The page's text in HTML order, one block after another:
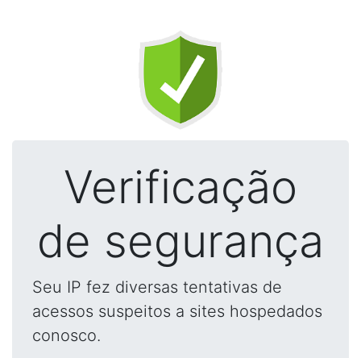
Verificação
de segurança
Seu IP fez diversas tentativas de
acessos suspeitos a sites hospedados
conosco.